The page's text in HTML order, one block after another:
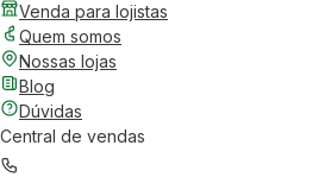
Venda para lojistas
Quem somos
Nossas lojas
Blog
Dúvidas
Central de vendas